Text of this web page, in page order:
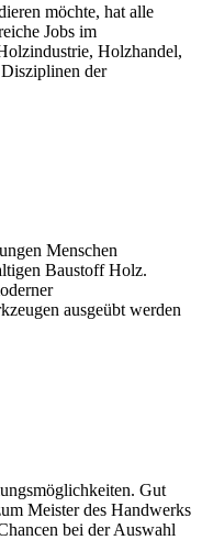
möchte, hat alle
Jobs im
Holzhandel,
der
Menschen
Baustoff Holz.
ausgeübt werden
Gut
Meister des Handwerks
bei der Auswahl